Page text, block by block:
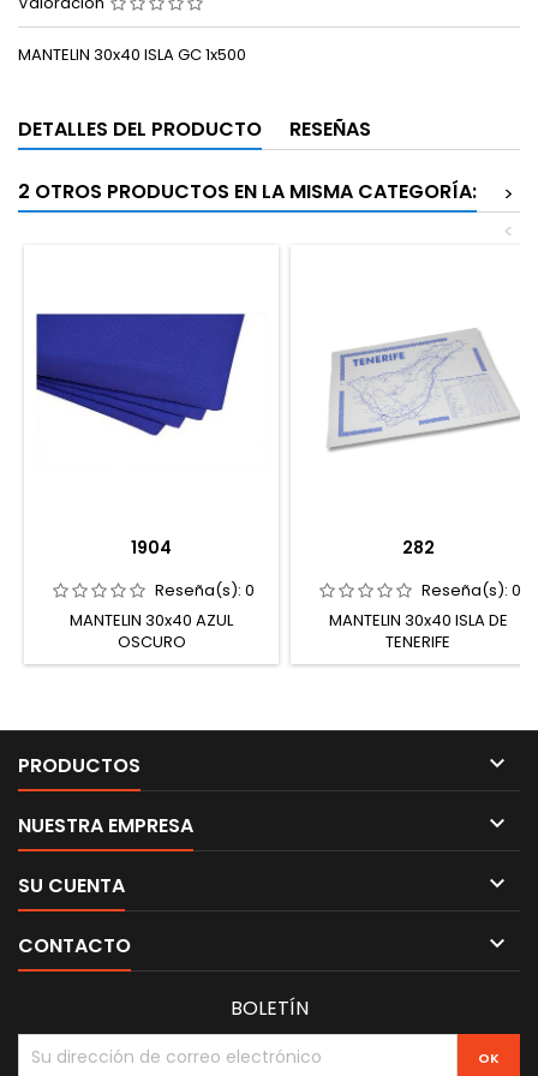
MANTELIN 30x40 ISLA GC 1x500
DETALLES DEL PRODUCTO RESEÑAS
2 OTROS PRODUCTOS EN LA MISMA CATEGORÍA:
>
<
1904
Reseña(s): 0
MANTELIN 30x40 AZUL
OSCURO
282
Reseña(s): 0
MANTELIN 30x40 ISLA DE
TENERIFE
PRODUCTOS 
NUESTRA EMPRESA 
SU CUENTA 
CONTACTO 
BOLETÍN